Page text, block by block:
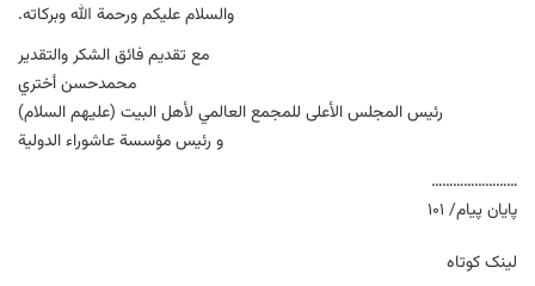
والسلام علیکم ورحمة الله وبرکاته.
مع تقدیم فائق الشکر والتقدیر
محمدحسن أختري
رئیس المجلس الأعلی للمجمع العالمي لأهل البیت (علیهم السلام)
و رئیس مؤسسة عاشوراء الدولیة
……………………
پایان پیام/ ۱۰۱
لینک کوتاه